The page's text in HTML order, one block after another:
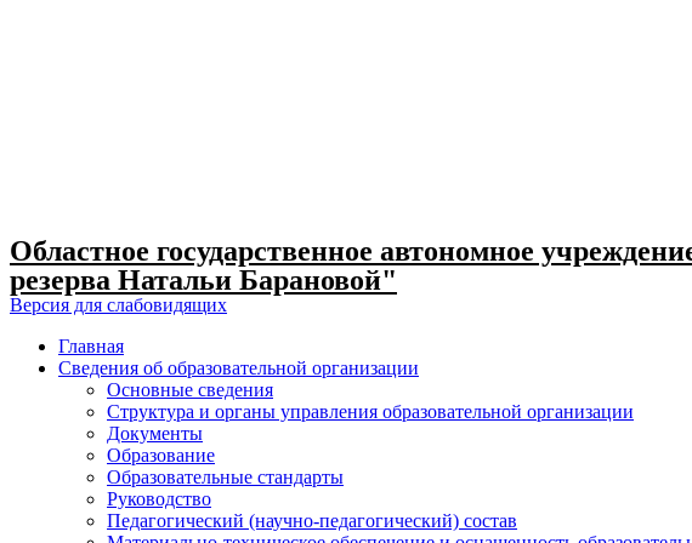
Областное государственное автономное
резерва Натальи Барановой"
Версия для слабовидящих
Главная
Сведения об образовательной организации
Основные сведения
Структура и органы управления образовательной организации
Документы
Образование
Образовательные стандарты
Руководство
Педагогический (научно-педагогический) состав